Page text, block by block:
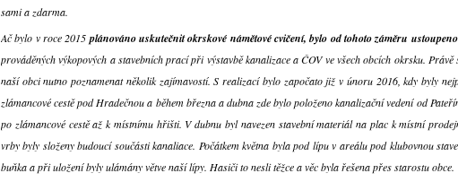
sami a zdarma.
Ač bylo v roce 2015 plánováno uskutečnit okrskové námětové cvičení, bylo od tohoto záměru ustoupeno
prováděných výkopových a stavebních prací při výstavbě kanalizace a ČOV ve všech obcích okrsku. Právě
naší obci nutno poznamenat několik zajímavostí. S realizací bylo započato již v únoru 2016, kdy byly
zlámancové cestě pod Hradečnou a během března a dubna zde bylo položeno kanalizační vedení od
po zlámancové cestě až k místnímu hřišti. V dubnu byl navezen stavební materiál na plac k místní
vrby byly složeny budoucí součásti kanaliace. Počátkem května byla pod lípu v areálu pod klubovnou
buňka a při uložení byly ulámány větve naší lípy. Hasiči to nesli těžce a věc byla řešena přes starostu obce.